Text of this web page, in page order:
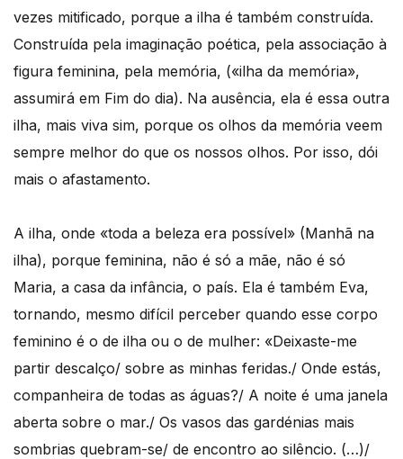
vezes mitificado, porque a ilha é também construída.
Construída pela imaginação poética, pela associação à
figura feminina, pela memória, («ilha da memória»,
assumirá em Fim do dia). Na ausência, ela é essa outra
ilha, mais viva sim, porque os olhos da memória veem
sempre melhor do que os nossos olhos. Por isso, dói
mais o afastamento.
A ilha, onde «toda a beleza era possível» (Manhã na
ilha), porque feminina, não é só a mãe, não é só
Maria, a casa da infância, o país. Ela é também Eva,
tornando, mesmo difícil perceber quando esse corpo
feminino é o de ilha ou o de mulher: «Deixaste-me
partir descalço/ sobre as minhas feridas./ Onde estás,
companheira de todas as águas?/ A noite é uma janela
aberta sobre o mar./ Os vasos das gardénias mais
sombrias quebram-se/ de encontro ao silêncio. (…)/